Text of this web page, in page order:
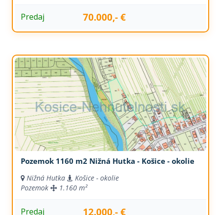
Predaj 70.000,- €
Pozemok 1160 m2 Nižná Hutka - Košice - okolie
Nižná Hutka
Košice - okolie
Pozemok
1.160 m²
Predaj 12.000,- €